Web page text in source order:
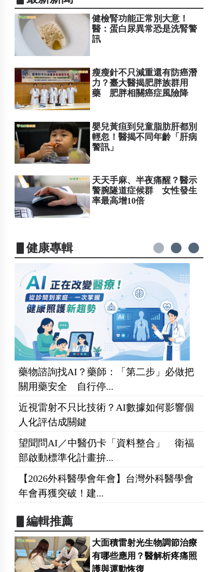
健檢腎功能正常別大意！
醫：蛋白尿異常恐是洗腎警
訊
瘦瘦針不只減重還有防癌潛
力？臺大醫揭肥胖族群用
藥 肥胖相關癌症風險降
嬰兒黃疸到兒童脂肪肝都別
輕忽！醫揭不同年齡「肝病
警訊」
天天手麻、半夜痛醒？醫示
警腕隧道症候群 女性發生
率最高增10倍
▋健康專輯
藥物諮詢找AI？藥師：「第二步」必做把
關用藥安全 自行停...
近視雷射不只比技術？AI數據如何影響個
人化評估成關鍵
望聞問AI／中醫仍卡「資料整合」 衛福
部啟動標準化計畫拚...
【2026外科醫學會年會】台灣外科醫學會
年會再獲突破！建...
▋編輯推薦
大面積雷射光生物調節治療
有哪些應用？醫解析疼痛照
護與運動恢復